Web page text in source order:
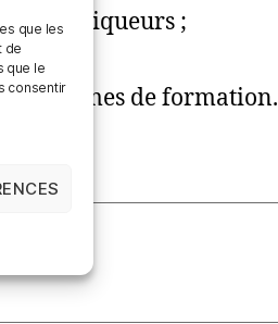
que les
de
que le
consentir
;
de formation.